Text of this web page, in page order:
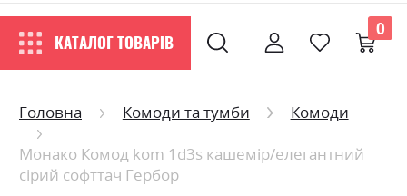
КАТАЛОГ ТОВАРІВ
0
Головна Комоди та тумби
Комоди
Монако Комод kom 1d3s кашемір/елегантний
сірий софттач Гербор